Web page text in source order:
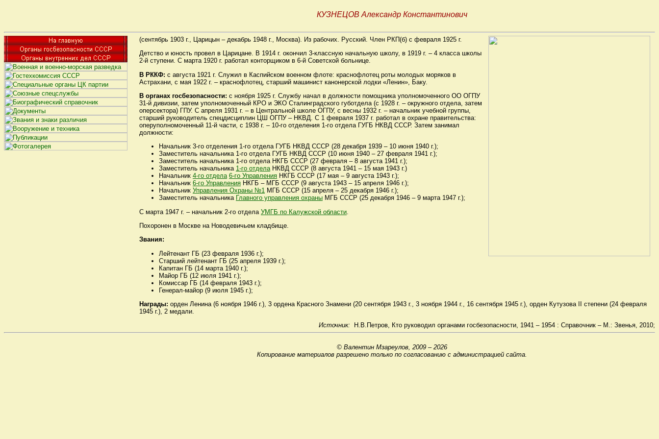
КУЗНЕЦОВ Александр Константинович
(сентябрь 1903 г., Царицын – декабрь 1948 г., Москва). Из рабочих. Русский. Член РКП(б) с февраля 1925 г.
Детство и юность провел в Царицане. В 1914 г. окончил 3-классную начальную школу, в 1919 г. – 4 класса школы
2-й ступени. С марта 1920 г. работал конторщиком в 6-й Советской больнице.
В РККФ: с августа 1921 г. Служил в Каспийском военном флоте: краснофлотец роты молодых моряков в
Астрахани, с мая 1922 г. – краснофлотец, старший машинист канонерской лодки «Ленин», Баку.
В органах госбезопасности: с ноября 1925 г. Службу начал в должности помощника уполномоченного ОО ОГПУ
31-й дивизии, затем уполномоченный КРО и ЭКО Сталинградского губотдела (с 1928 г. – окружного отдела, затем
оперсектора) ГПУ. С апреля 1931 г. – в Центральной школе ОГПУ, с весны 1932 г. – начальник учебной группы,
старший руководитель спецдисциплин ЦШ ОГПУ – НКВД. С 1 февраля 1937 г. работал в охране правительства:
оперуполномоченный 11-й части, с 1938 г. – 10-го отделения 1-го отдела ГУГБ НКВД СССР. Затем занимал
должности:
Начальник 3-го отделения 1-го отдела ГУГБ НКВД СССР (28 декабря 1939 – 10 июня 1940 г.);
Заместитель начальника 1-го отдела ГУГБ НКВД СССР (10 июня 1940 – 27 февраля 1941 г.);
Заместитель начальника 1-го отдела НКГБ СССР (27 февраля – 8 августа 1941 г.);
Заместитель начальника 1-го отделаНКВД СССР (8 августа 1941 – 15 мая 1943 г.)
Начальник 4-го отдела 6-го Управления НКГБ СССР (17 мая – 9 августа 1943 г.);
Начальник 6-го Управления НКГБ – МГБ СССР (9 августа 1943 – 15 апреля 1946 г.);
Начальник Управления Охраны №1 МГБ СССР (15 апреля – 25 декабря 1946 г.);
Заместитель начальника Главного управления охраны МГБ СССР (25 декабря 1946 – 9 марта 1947 г.);
С марта 1947 г. – начальник 2-го отдела УМГБ по Калужской области
Похоронен в Москве на Новодевичьем кладбище.
Звания:
Лейтенант ГБ (23 февраля 1936 г.);
Старший лейтенант ГБ (25 апреля 1939 г.);
Капитан ГБ (14 марта 1940 г.);
Майор ГБ (12 июля 1941 г.);
Комиссар ГБ (14 февраля 1943 г.);
Генерал-майор (9 июля 1945 г.);
Награды: орден Ленина (6 ноября 1946 г.), 3 ордена Красного Знамени (20 сентября 1943 г., 3 ноября 1944 г., 16 сентября 1945 г.), орден Кутузова II степени (24 февраля
1945 г.), 2 медали.
Источник: Н.В.Петров, Кто руководил органами госбезопасности, 1941 – 1954 : Справочник – М.: Звенья, 2010;
© Валентин Мзареулов, 2009 – 2026
Копирование материалов разрешено только по согласованию с администрацией сайта.